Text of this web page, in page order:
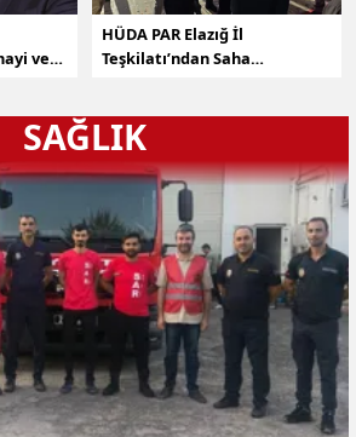
ve
HÜDA PAR Elazığ İl
Teşkilatı’ndan Saha
İhtiyacı Geciktirilemez”
SAĞLIK